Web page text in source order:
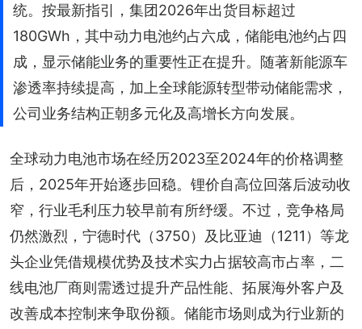
统。按最新指引，集团2026年出货目标超过
180GWh，其中动力电池约占六成，储能电池约占四
成，显示储能业务的重要性正在提升。随著新能源车
渗透率持续提高，加上全球能源转型带动储能需求，
公司业务结构正朝多元化及高增长方向发展。
全球动力电池市场在经历2023至2024年的价格调整
后，2025年开始逐步回稳。锂价自高位回落后波动收
窄，行业毛利压力较早前有所纾缓。不过，竞争格局
仍然激烈，宁德时代（3750）及比亚迪（1211）等龙
头企业凭借规模优势及技术实力占据较高市占率，二
线电池厂商则需透过提升产品性能、拓展海外客户及
改善成本控制来争取份额。储能市场则成为行业新的